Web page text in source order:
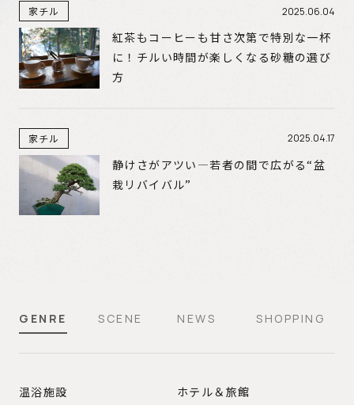
家チル 2025.06.04
紅茶もコーヒーも甘さ次第で特別な一杯
に！チルい時間が楽しくなる砂糖の選び
方
家チル 2025.04.17
静けさがアツい―若者の間で広がる“盆
栽リバイバル”
GENRE SCENE NEWS SHOPPING
GENRE
温浴施設
ホテル＆旅館